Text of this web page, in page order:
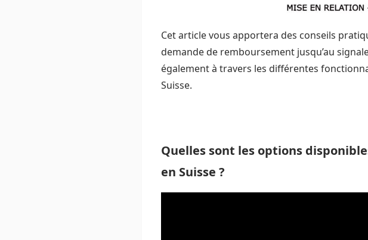
Cet article vous apportera des conseils
demande de remboursement jusqu’au
également à travers les différentes
Suisse.
Quelles sont les options
en Suisse ?